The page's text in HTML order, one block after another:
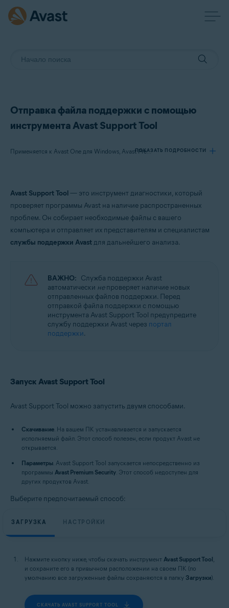
Отправка файла поддержки с помощью
инструмента Avast Support Tool
Применяется к Avast One для Windows, Avast Premium Security для Windows, Avast SecureLine VPN для Windows, Avast Cleanup Premium для Windows, Avast AntiTrack для Windows, Avast Driver Updater для Windows, Avast BreachGuard для Windows, Avast Battery Saver для Windows
ПОКАЗАТЬ ПОДРОБНОСТИ
Продукты:
Avast One 23.x для Windows
Avast SecureLine VPN 5.x для Windows
Avast Cleanup Premium 23.x для Windows
Avast AntiTrack 3.x для Windows
Операционные системы:
Microsoft Windows 11 Home / Pro / Enterprise / Education
Microsoft Windows 10 Home / Pro / Enterprise / Education — 32- или 64-
разрядная версия
Microsoft Windows 8.1 / Pro / Enterprise — 32- или 64-разрядная версия
Avast Support Tool— это инструмент диагностики, который
проверяет программы Avast на наличие распространенных
проблем. Он собирает необходимые файлы с вашего
компьютера и отправляет их представителям и специалистам
службы поддержки Avastдля дальнейшего анализа.
ВАЖНО: Служба поддержки Avast
автоматически непроверяет наличие новых
отправленных файлов поддержки. Перед
отправкой файла поддержки с помощью
инструмента Avast Support Tool предупредите
службу поддержки Avast через портал
поддержки.
Запуск Avast Support Tool
Avast Support Tool можно запустить двумя способами.
Скачивание. На вашем ПК устанавливается и запускается
исполняемый файл. Этот способ полезен, если продукт Avast не
открывается.
Параметры. Avast Support Tool запускается непосредственно из
программы Avast Premium Security. Этот способ недоступен для
других продуктов Avast.
Выберите предпочитаемый способ:
ЗАГРУЗКА НАСТРОЙКИ
Нажмите кнопку ниже, чтобы скачать инструмент Avast Support Tool,
и сохраните его в привычном расположении на своем ПК (по
умолчанию все загруженные файлы сохраняются в папку Загрузки).
СКАЧАТЬ AVAST SUPPORT TOOL